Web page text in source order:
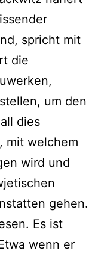
spricht mit
die
um den
dies
mit welchem
wird und
gehen.
Es ist
wenn er